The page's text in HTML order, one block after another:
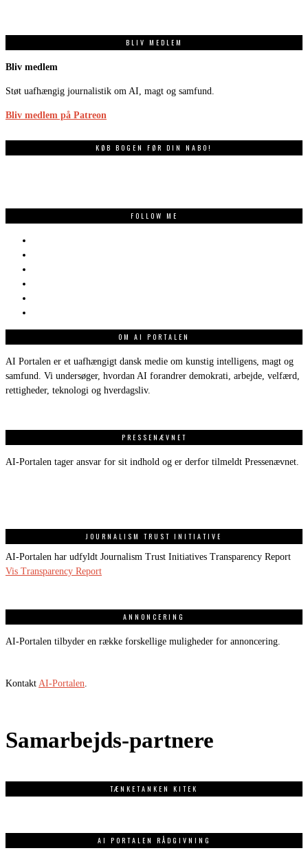
BLIV MEDLEM
Bliv medlem
Støt uafhængig journalistik om AI, magt og samfund.
Bliv medlem på Patreon
KØB BOGEN FØR DIN NABO!
FOLLOW ME
OM AI PORTALEN
AI Portalen er et uafhængigt dansk medie om kunstig intelligens, magt og
samfund. Vi undersøger, hvordan AI forandrer demokrati, arbejde, velfærd,
rettigheder, teknologi og hverdagsliv.
PRESSENÆVNET
AI-Portalen tager ansvar for sit indhold og er derfor tilmeldt Pressenævnet.
JOURNALISM TRUST INITIATIVE
AI-Portalen har udfyldt Journalism Trust Initiatives Transparency Report
Vis Transparency Report
ANNONCERING
AI-Portalen tilbyder en række forskellige muligheder for annoncering.
Kontakt AI-Portalen
Samarbejds-partnere
TÆNKETANKEN KITEK
AI PORTALEN RÅDGIVNING